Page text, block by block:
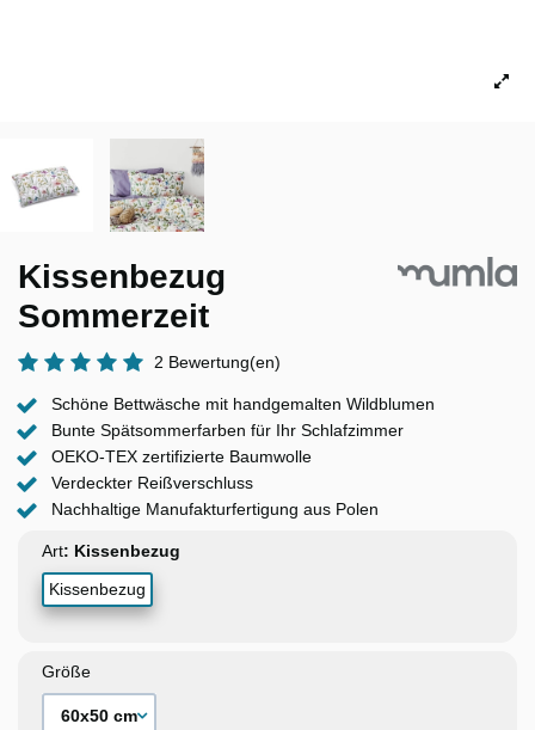
Kissenbezug
Sommerzeit
2 Bewertung(en)
Schöne Bettwäsche mit handgemalten Wildblumen
Bunte Spätsommerfarben für Ihr Schlafzimmer
OEKO-TEX zertifizierte Baumwolle
Verdeckter Reißverschluss
Nachhaltige Manufakturfertigung aus Polen
Art
Kissenbezug
Größe